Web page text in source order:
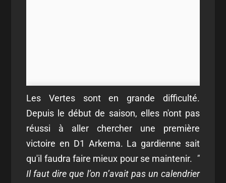
Les Vertes sont en grande difficulté.
Depuis le début de saison, elles n'ont pas
réussi à aller chercher une première
victoire en D1 Arkema. La gardienne sait
qu'il faudra faire mieux pour se maintenir. "
Il faut dire que l’on n’avait pas un calendrier